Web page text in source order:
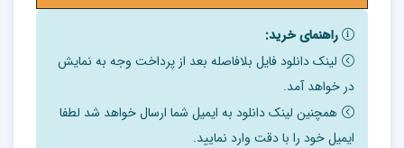
راهنمای خرید:
لینک دانلود فایل بلافاصله بعد از پرداخت وجه به نمایش
در خواهد آمد.
همچنین لینک دانلود به ایمیل شما ارسال خواهد شد لطفا
ایمیل خود را با دقت وارد نمایید.